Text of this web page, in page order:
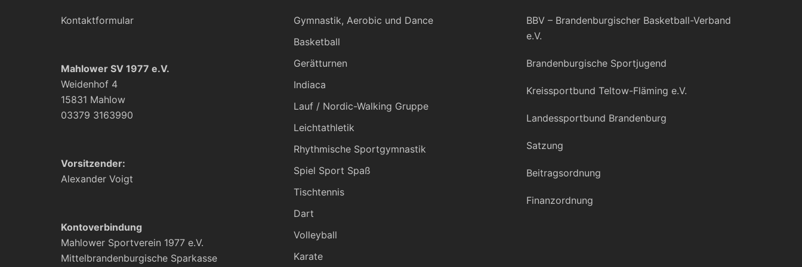
Kontaktformular
Mahlower SV 1977 e.V.
Weidenhof 4
15831 Mahlow
03379 3163990
Vorsitzender:
Alexander Voigt
Kontoverbindung
Mahlower Sportverein 1977 e.V.
Mittelbrandenburgische Sparkasse
Gymnastik, Aerobic und Dance
Basketball
Gerätturnen
Indiaca
Lauf / Nordic-Walking Gruppe
Leichtathletik
Rhythmische Sportgymnastik
Spiel Sport Spaß
Tischtennis
Dart
Volleyball
Karate
BBV – Brandenburgischer Basketball-Verband
e.V.
Brandenburgische Sportjugend
Kreissportbund Teltow-Fläming e.V.
Landessportbund Brandenburg
Satzung
Beitragsordnung
Finanzordnung